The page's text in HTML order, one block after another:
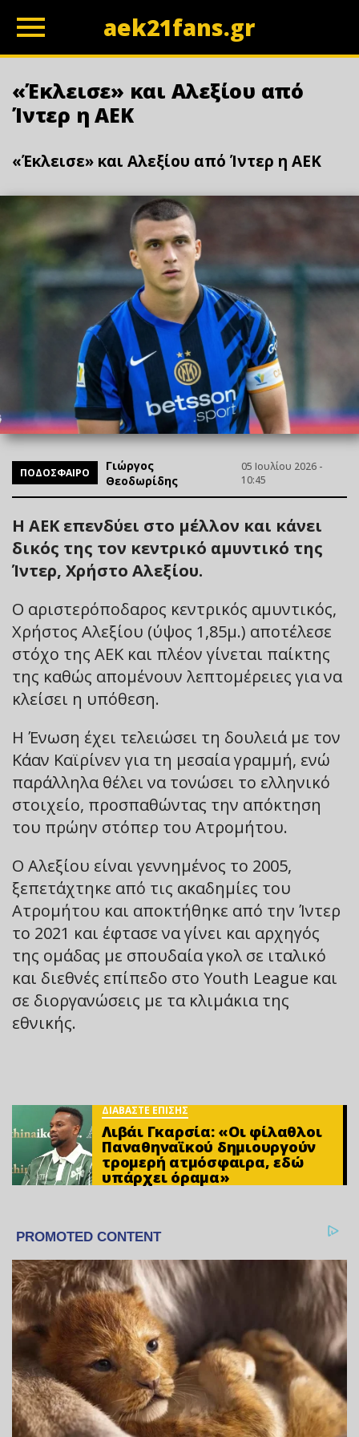
aek21fans.gr
«Έκλεισε» και Αλεξίου από
Ίντερ η ΑΕΚ
«Έκλεισε» και Αλεξίου από Ίντερ η ΑΕΚ
ΠΟΔΟΣΦΑΙΡΟ
Γιώργος
Θεοδωρίδης
05 Ιουλίου 2026 -
10:45
Η ΑΕΚ επενδύει στο μέλλον και κάνει
δικός της τον κεντρικό αμυντικό της
Ίντερ, Χρήστο Αλεξίου.
Ο αριστερόποδαρος κεντρικός αμυντικός,
Χρήστος Αλεξίου (ύψος 1,85μ.) αποτέλεσε
στόχο της ΑΕΚ και πλέον γίνεται παίκτης
της καθώς απομένουν λεπτομέρειες για να
κλείσει η υπόθεση.
Η Ένωση έχει τελειώσει τη δουλειά με τον
Κάαν Καϊρίνεν για τη μεσαία γραμμή, ενώ
παράλληλα θέλει να τονώσει το ελληνικό
στοιχείο, προσπαθώντας την απόκτηση
του πρώην στόπερ του Ατρομήτου.
Ο Αλεξίου είναι γεννημένος το 2005,
ξεπετάχτηκε από τις ακαδημίες του
Ατρομήτου και αποκτήθηκε από την Ίντερ
το 2021 και έφτασε να γίνει και αρχηγός
της ομάδας με σπουδαία γκολ σε ιταλικό
και διεθνές επίπεδο στο Youth League και
σε διοργανώσεις με τα κλιμάκια της
εθνικής.
ΔΙΑΒΑΣΤΕ ΕΠΙΣΗΣ
Λιβάι Γκαρσία: «Οι φίλαθλοι
Παναθηναϊκού δημιουργούν
τρομερή ατμόσφαιρα, εδώ
υπάρχει όραμα»